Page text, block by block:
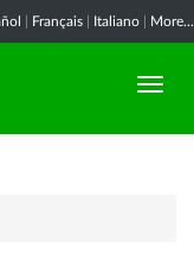
Français Italiano More...